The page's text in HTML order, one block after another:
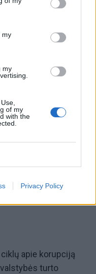
my
my
of my
with the
Privacy Policy
1995-1999
didelis ir jaunas.
pokštaudavome
Mano sritis -
apie korupciją
turto